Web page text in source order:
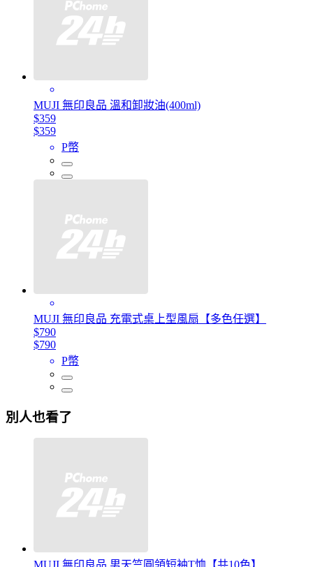
MUJI 無印良品 溫和卸妝油(400ml)
$359
$359
P幣
MUJI 無印良品 充電式桌上型風扇【多色任選】
$790
$790
P幣
別人也看了